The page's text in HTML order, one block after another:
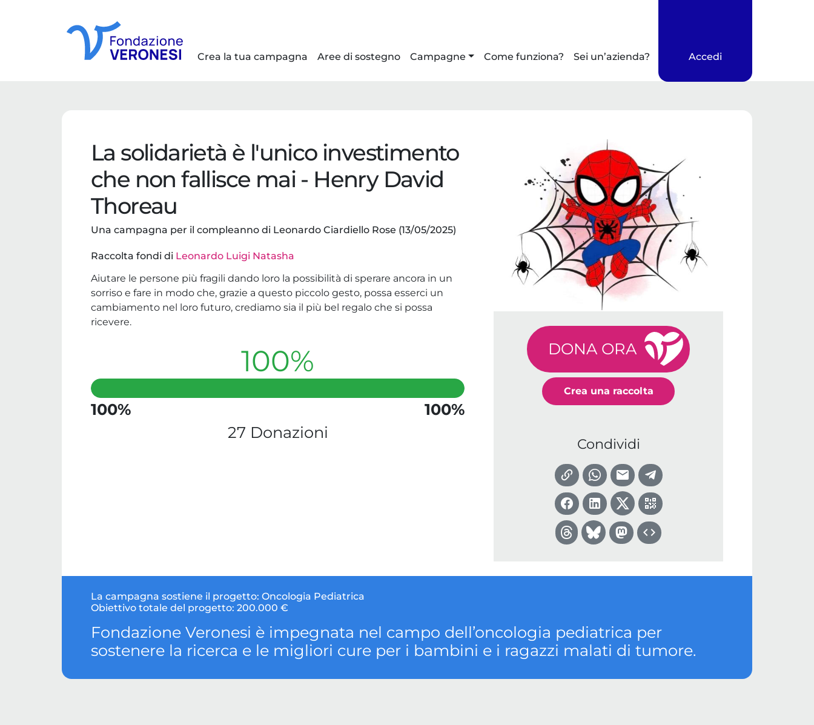
Crea la tua campagna Aree di sostegno Campagne Come funziona? Sei un’azienda? Accedi
La solidarietà è l'unico investimento
che non fallisce mai - Henry David
Thoreau
Una campagna per il compleanno di Leonardo Ciardiello Rose (13/05/2025)
Raccolta fondi di Leonardo Luigi Natasha
Aiutare le persone più fragili dando loro la possibilità di sperare ancora in un
sorriso e fare in modo che, grazie a questo piccolo gesto, possa esserci un
cambiamento nel loro futuro, crediamo sia il più bel regalo che si possa
ricevere.
100%
100%
100%
27 Donazioni
DONA ORA
Crea una raccolta
Condividi
La campagna sostiene il progetto: Oncologia Pediatrica
Obiettivo totale del progetto: 200.000 €
Fondazione Veronesi è impegnata nel campo dell’oncologia pediatrica per
sostenere la ricerca e le migliori cure per i bambini e i ragazzi malati di tumore.